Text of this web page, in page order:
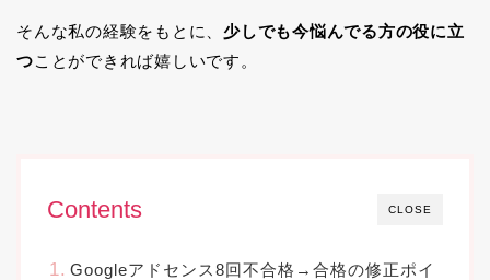
そんな私の経験をもとに、少しでも今悩んでる方の役に立
つことができれば嬉しいです。
CLOSE
Contents
Googleアドセンス8回不合格→合格の修正ポイ